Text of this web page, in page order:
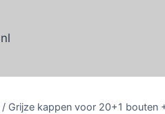
/ Grijze kappen voor 20+1 bouten